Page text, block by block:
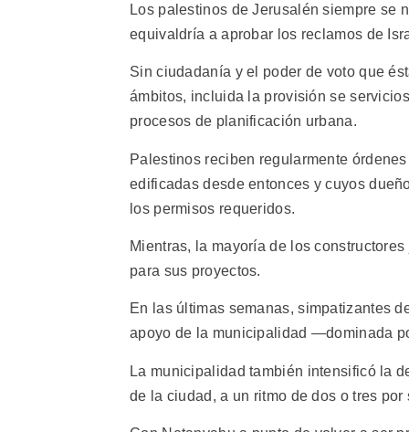
Los palestinos de Jerusalén siempre se
equivaldría a aprobar los reclamos de
Sin ciudadanía y el poder de voto que
ámbitos, incluida la provisión se
procesos de planificación urbana.
Palestinos reciben regularmente
edificadas desde entonces y cuyos
los permisos requeridos.
Mientras, la mayoría de los
para sus proyectos.
En las últimas semanas, simpatizantes
apoyo de la municipalidad —dominada
La municipalidad también intensificó la
de la ciudad, a un ritmo de dos o tres por